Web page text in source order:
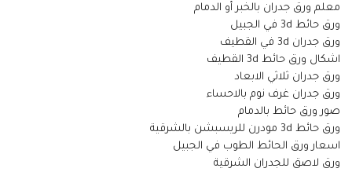
معلم ورق جدران بالخبر أو الدمام
ورق حائط 3d في الجبيل
ورق جدران 3d في القطيف
اشكال ورق حائط 3d القطيف
ورق جدران ثلاثي الابعاد
ورق جدران غرف نوم بالاحساء
صور ورق حائط بالدمام
ورق حائط 3d مودرن للريسبشن بالشرقية
اسعار ورق الحائط الطوب في الجبيل
ورق لاصق للجدران الشرقية